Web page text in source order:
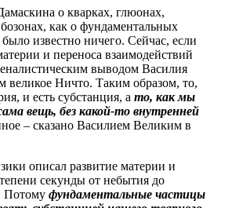
о кварках, глюонах,
как о фундаментальных
известно ничего. Сейчас, если
и переноса взаимодействий
выводом Василия
великое Ничто. Таким образом, то,
и есть субстанция, а то, как мы
вещь, без какой-то внутренней
– сказано Василием Великим в
описал развитие материи и
секунды от небытия до
Потому фундаментальные частицы